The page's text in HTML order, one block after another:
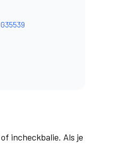
G35539
incheckbalie. Als je